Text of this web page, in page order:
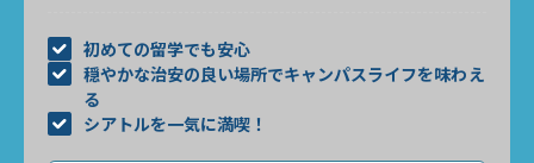
初めての留学でも安心
穏やかな治安の良い場所でキャンパスライフを味わえ
る
シアトルを一気に満喫！